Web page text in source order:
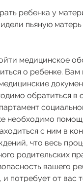
ребенка у
пьяную
медицинское
о ребенке. Вам
обратиться в
необходимо
с ним в
что весь
родительских
вашего
и потребует от вас